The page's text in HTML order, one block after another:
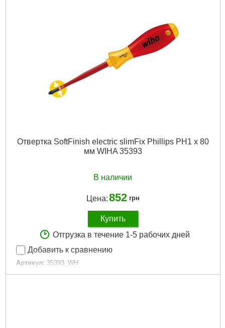
Отвертка SoftFinish electric slimFix Phillips PH1 x 80
мм WIHA 35393
В наличии
Цена:852 грн
Купить
Отгрузка в течение 1-5 рабочих дней
Добавить к сравнению
Артикул: 35393_WH
Код товара: 27.33.34